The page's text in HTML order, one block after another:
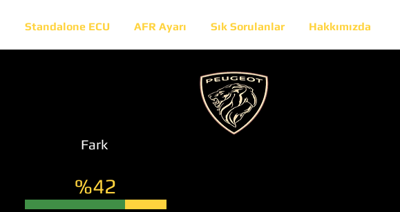
Standalone ECU AFR Ayarı Sık Sorulanlar Hakkımızda
Fark
%42